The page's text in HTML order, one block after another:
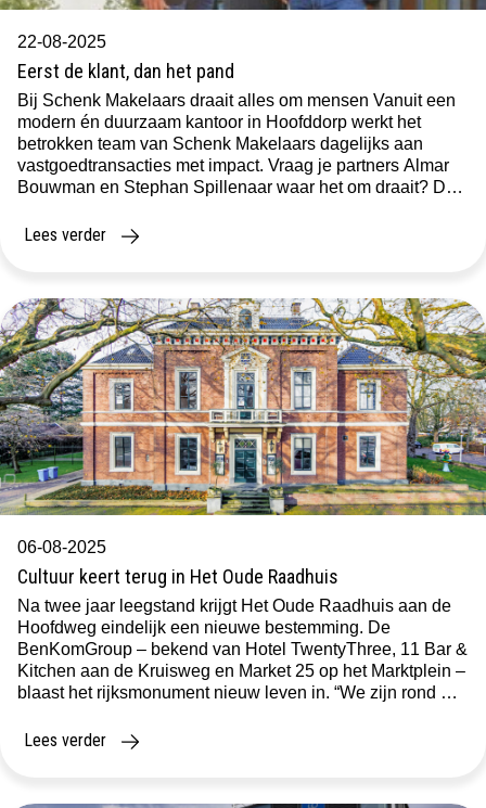
22-08-2025
Eerst de klant, dan het pand
Bij Schenk Makelaars draait alles om mensen Vanuit een
modern én duurzaam kantoor in Hoofddorp werkt het
betrokken team van Schenk Makelaars dagelijks aan
vastgoedtransacties met impact. Vraag je partners Almar
Bouwman en Stephan Spillenaar waar het om draait? Dan
een afspraak heeft bij […]
Lees verder
06-08-2025
Cultuur keert terug in Het Oude Raadhuis
Na twee jaar leegstand krijgt Het Oude Raadhuis aan de
Hoofdweg eindelijk een nieuwe bestemming. De
BenKomGroup – bekend van Hotel TwentyThree, 11 Bar &
Kitchen aan de Kruisweg en Market 25 op het Marktplein –
blaast het rijksmonument nieuw leven in. “We zijn rond met
“Eindelijk. We […]
Lees verder